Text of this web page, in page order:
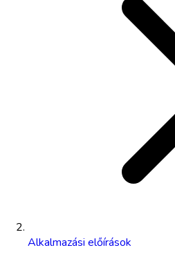
Alkalmazási előírások